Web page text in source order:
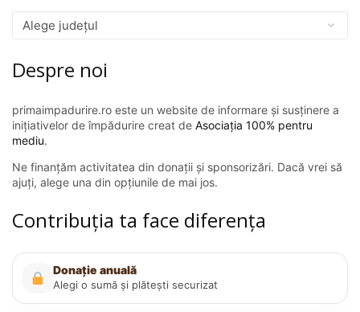
Despre noi
primaimpadurire.ro este un website de informare și susținere a
inițiativelor de împădurire creat de Asociația 100% pentru
mediu.
Ne finanțăm activitatea din donații și sponsorizări. Dacă vrei să
ajuți, alege una din opțiunile de mai jos.
Contribuția ta face diferența
Donație anuală
Alegi o sumă și plătești securizat